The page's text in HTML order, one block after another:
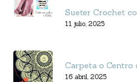
Sueter Crochet
11 julio, 2025
Carpeta o Centro
16 abril, 2025